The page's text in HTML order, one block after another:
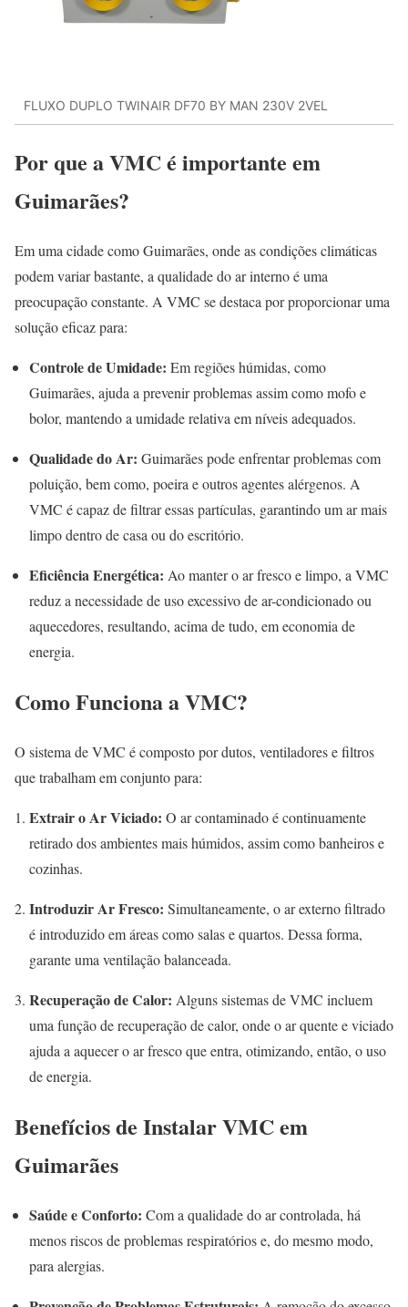
FLUXO DUPLO TWINAIR DF70 BY MAN 230V 2VEL
Por que a VMC é importante em
Guimarães?
Em uma cidade como Guimarães, onde as condições climáticas
podem variar bastante, a qualidade do ar interno é uma
preocupação constante. A VMC se destaca por proporcionar uma
solução eficaz para:
Controle de Umidade: Em regiões húmidas, como
Guimarães, ajuda a prevenir problemas assim como mofo e
bolor, mantendo a umidade relativa em níveis adequados.
Qualidade do Ar: Guimarães pode enfrentar problemas com
poluição, bem como, poeira e outros agentes alérgenos. A
VMC é capaz de filtrar essas partículas, garantindo um ar mais
limpo dentro de casa ou do escritório.
Eficiência Energética: Ao manter o ar fresco e limpo, a VMC
reduz a necessidade de uso excessivo de ar-condicionado ou
aquecedores, resultando, acima de tudo, em economia de
energia.
Como Funciona a VMC?
O sistema de VMC é composto por dutos, ventiladores e filtros
que trabalham em conjunto para:
Extrair o Ar Viciado: O ar contaminado é continuamente
retirado dos ambientes mais húmidos, assim como banheiros e
cozinhas.
Introduzir Ar Fresco: Simultaneamente, o ar externo filtrado
é introduzido em áreas como salas e quartos. Dessa forma,
garante uma ventilação balanceada.
Recuperação de Calor: Alguns sistemas de VMC incluem
uma função de recuperação de calor, onde o ar quente e viciado
ajuda a aquecer o ar fresco que entra, otimizando, então, o uso
de energia.
Benefícios de Instalar VMC em
Guimarães
Saúde e Conforto: Com a qualidade do ar controlada, há
menos riscos de problemas respiratórios e, do mesmo modo,
para alergias.